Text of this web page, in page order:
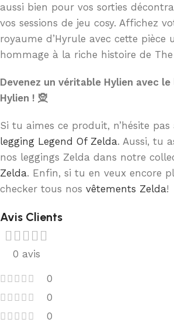
aussi bien pour vos sorties
vos sessions de jeu cosy. Affichez
royaume d’Hyrule avec cette pièce
hommage à la riche histoire de
Devenez un véritable Hylien avec
Hylien ! 🧝
Si tu aimes ce produit, n’hésite
legging Legend Of Zelda. Aussi, tu
nos leggings Zelda dans notre
Zelda. Enfin, si tu en veux encore
checker tous nos vêtements Zelda!
Avis Clients
0 avis
0
0
0